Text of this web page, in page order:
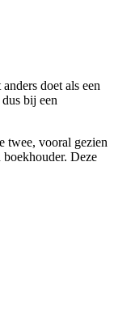
doet als een
bij een
twee, vooral gezien
Deze